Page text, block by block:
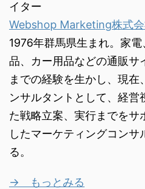
イター
Webshop Marketing株式
1976年群馬県生まれ。家
品、カー用品などの通販サ
までの経験を生かし、現在
ンサルタントとして、経営
た戦略立案、実行までをサ
したマーケティングコンサ
る。
→ もっとみる